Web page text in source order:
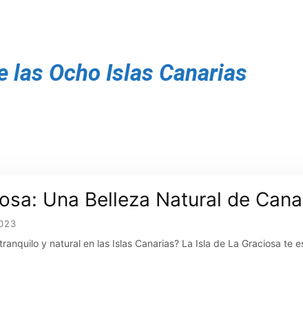
las Ocho Islas Canarias
Una Belleza Natural de
y natural en las Islas Canarias? La Isla de La Graciosa te